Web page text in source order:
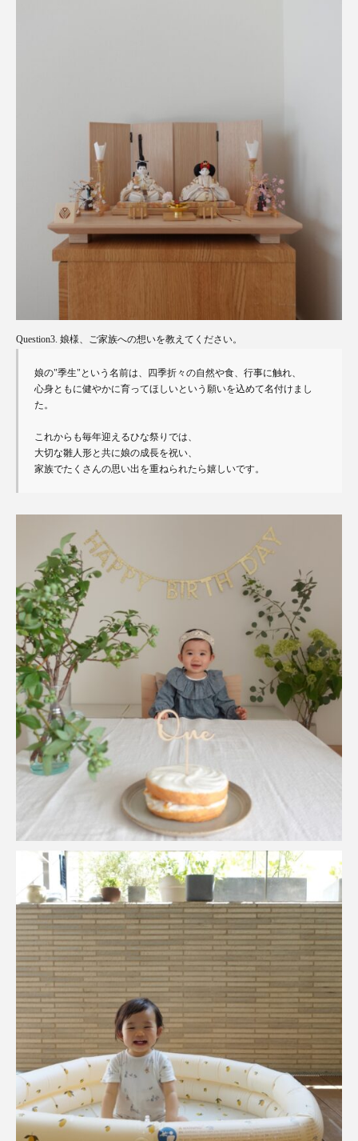
Question3. 娘様、ご家族への想いを教えてください。
娘の"季生"という名前は、四季折々の自然や食、行事に触れ、
心身ともに健やかに育ってほしいという願いを込めて名付けまし
た。
これからも毎年迎えるひな祭りでは、
大切な雛人形と共に娘の成長を祝い、
家族でたくさんの思い出を重ねられたら嬉しいです。